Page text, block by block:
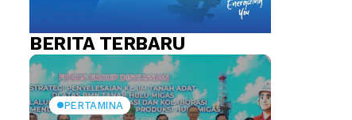
BERITA TERBARU
PERTAMINA